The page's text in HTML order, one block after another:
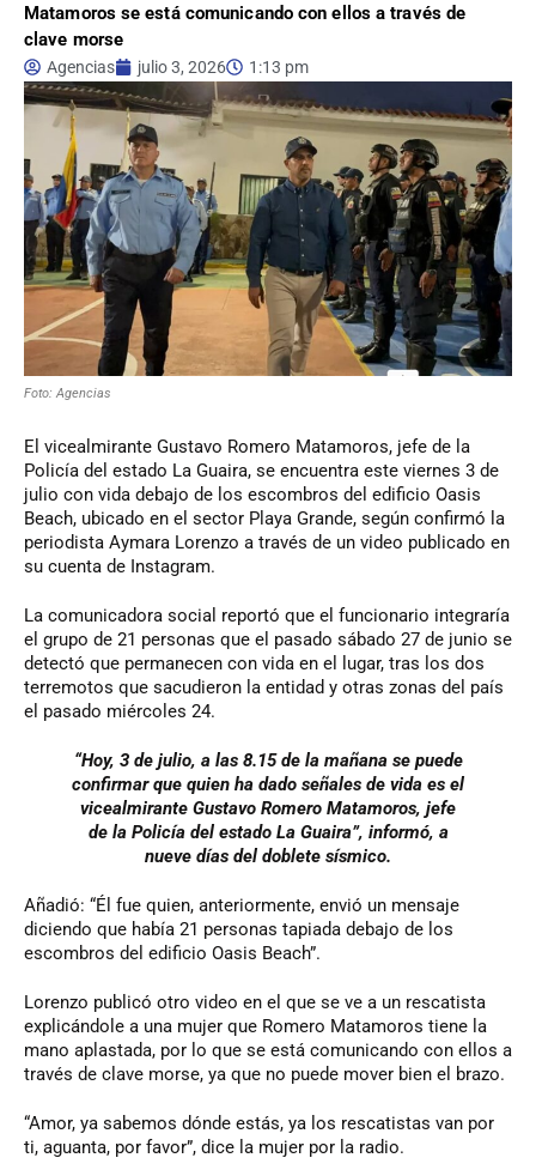
Matamoros se está comunicando con ellos a través de
clave morse
Agencias julio 3, 2026 1:13 pm
Foto: Agencias
El vicealmirante Gustavo Romero Matamoros, jefe de la
Policía del estado La Guaira, se encuentra este viernes 3 de
julio con vida debajo de los escombros del edificio Oasis
Beach, ubicado en el sector Playa Grande, según confirmó la
periodista Aymara Lorenzo a través de un video publicado en
su cuenta de Instagram.
La comunicadora social reportó que el funcionario integraría
el grupo de 21 personas que el pasado sábado 27 de junio se
detectó que permanecen con vida en el lugar, tras los dos
terremotos que sacudieron la entidad y otras zonas del país
el pasado miércoles 24.
“Hoy, 3 de julio, a las 8.15 de la mañana se puede
confirmar que quien ha dado señales de vida es el
vicealmirante Gustavo Romero Matamoros, jefe
de la Policía del estado La Guaira”, informó, a
nueve días del doblete sísmico.
Añadió: “Él fue quien, anteriormente, envió un mensaje
diciendo que había 21 personas tapiada debajo de los
escombros del edificio Oasis Beach”.
Lorenzo publicó otro video en el que se ve a un rescatista
explicándole a una mujer que Romero Matamoros tiene la
mano aplastada, por lo que se está comunicando con ellos a
través de clave morse, ya que no puede mover bien el brazo.
“Amor, ya sabemos dónde estás, ya los rescatistas van por
ti, aguanta, por favor”, dice la mujer por la radio.